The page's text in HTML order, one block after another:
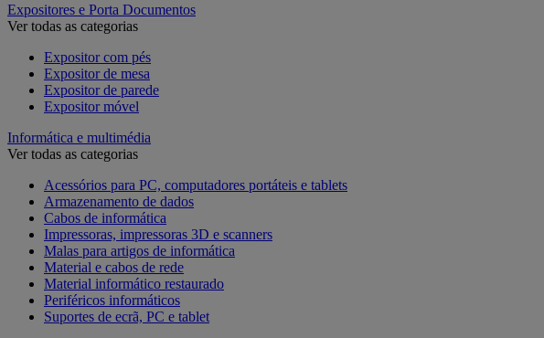
Expositores e Porta Documentos
Ver todas as categorias
Expositor com pés
Expositor de mesa
Expositor de parede
Expositor móvel
Informática e multimédia
Ver todas as categorias
Acessórios para PC, computadores portáteis e tablets
Armazenamento de dados
Cabos de informática
Impressoras, impressoras 3D e scanners
Malas para artigos de informática
Material e cabos de rede
Material informático restaurado
Periféricos informáticos
Suportes de ecrã, PC e tablet